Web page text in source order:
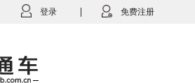
登录 免费注册